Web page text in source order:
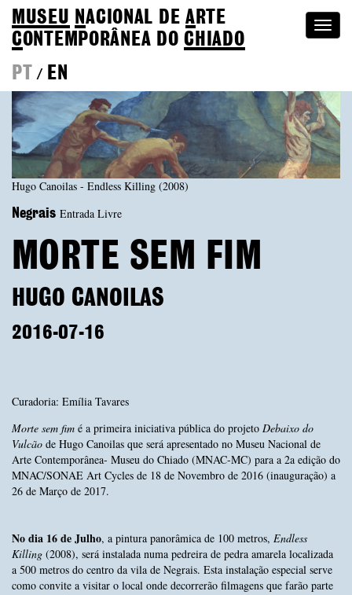
MUSEU NACIONAL DEA RTE
CONTEMPORÂNEA DOCHIADO
PT
/ EN
Hugo Canoilas - Endless Killing (2008)
Negrais Entrada Livre
MORTE SEM FIM
HUGO CANOILAS
2016-07-16
Curadoria: Emília Tavares
Morte sem fim é a primeira iniciativa pública do projeto Debaixo do
Vulcão de Hugo Canoilas que será apresentado no Museu Nacional de
Arte Contemporânea- Museu do Chiado (MNAC-MC) para a 2a edição do
MNAC/SONAE Art Cycles de 18 de Novembro de 2016 (inauguração) a
26 de Março de 2017.
No dia 16 de Julho, a pintura panorâmica de 100 metros, Endless
Killing (2008), será instalada numa pedreira de pedra amarela localizada
a 500 metros do centro da vila de Negrais. Esta instalação especial serve
como convite a visitar o local onde decorrerão filmagens que farão parte